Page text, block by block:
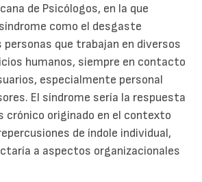
de Psicólogos, en la que
como el desgaste
personas que trabajan en diversos
humanos, siempre en contacto
especialmente personal
El síndrome sería la respuesta
crónico originado en el contexto
de índole individual,
a aspectos organizacionales